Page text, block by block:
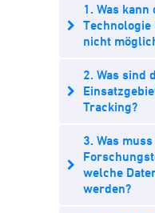
1. Was
nicht
2. Was sind
Tracking?
3. Was
welche
werden?